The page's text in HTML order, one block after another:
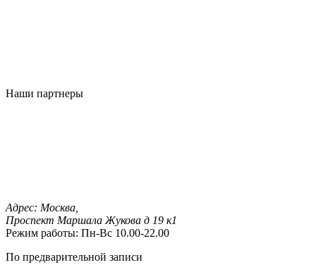
Наши партнеры
Адрес: Москва,
Проспект Маршала Жукова д 19 к1
Режим работы: Пн-Вс 10.00-22.00
По предварительной записи